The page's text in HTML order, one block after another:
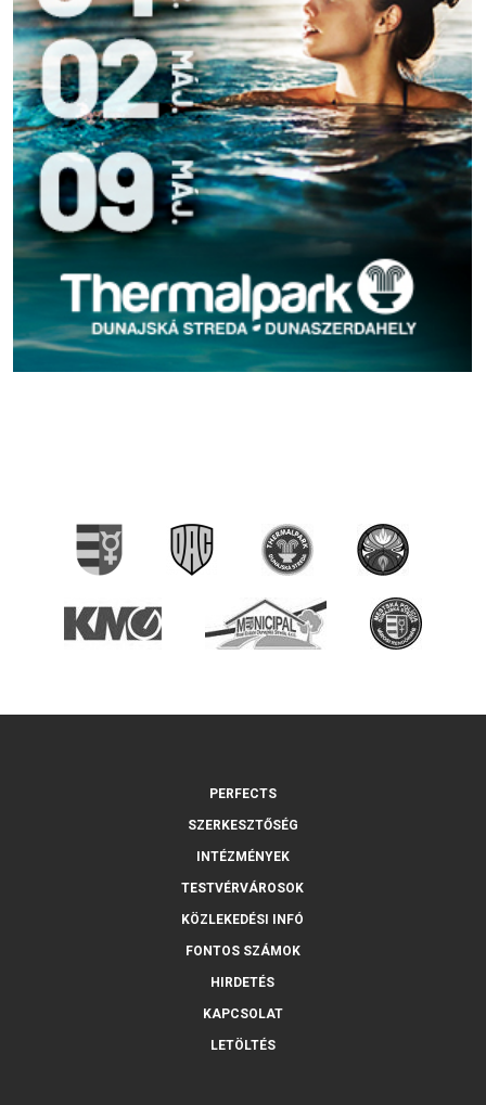
PERFECTS
SZERKESZTŐSÉG
INTÉZMÉNYEK
TESTVÉRVÁROSOK
KÖZLEKEDÉSI INFÓ
FONTOS SZÁMOK
HIRDETÉS
KAPCSOLAT
LETÖLTÉS